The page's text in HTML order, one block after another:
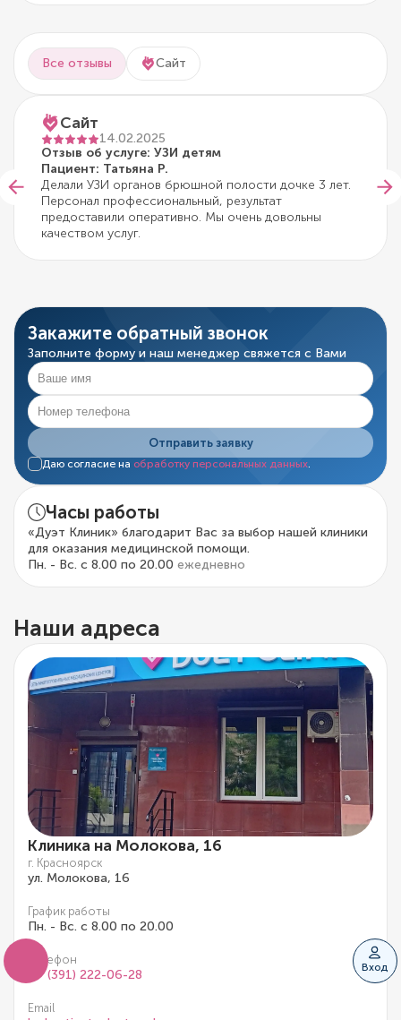
Вход
Все отзывы Сайт
Сайт
14.02.2025
Отзыв об услуге: УЗИ детям
Пациент: Татьяна Р.
Делали УЗИ органов брюшной полости дочке 3 лет.
Персонал профессиональный, результат
предоставили оперативно. Мы очень довольны
качеством услуг.
Закажите обратный звонок
Заполните форму и наш менеджер свяжется с Вами
Отправить заявку
Даю согласие на обработку персональных данных.
Часы работы
«Дуэт Клиник» благодарит Вас за выбор нашей клиники
для оказания медицинской помощи.
Пн. - Вс. с 8.00 по 20.00 ежедневно
Наши адреса
Клиника на Молокова, 16
г. Красноярск
ул. Молокова, 16
График работы
Пн. - Вс. с 8.00 по 20.00
Телефон
+7 (391) 222-06-28
Email